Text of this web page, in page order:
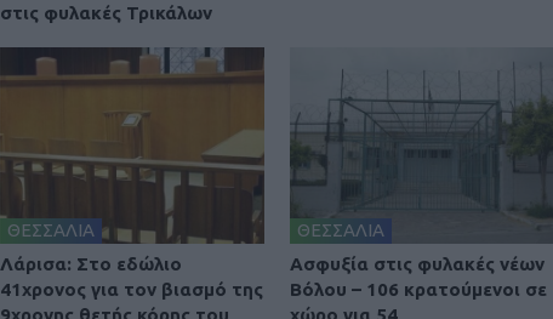
στις φυλακές Τρικάλων
ΘΕΣΣΑΛΙΑ
Λάρισα: Στο εδώλιο
41χρονος για τον βιασμό της
9χρονης θετής κόρης του
ΘΕΣΣΑΛΙΑ
Ασφυξία στις φυλακές νέων
Βόλου – 106 κρατούμενοι σε
χώρο για 54